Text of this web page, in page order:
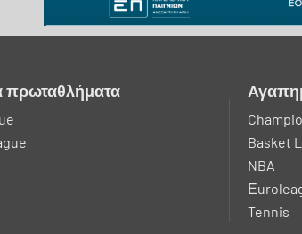
πρωταθλήματα
Basket
NBA
Tennis